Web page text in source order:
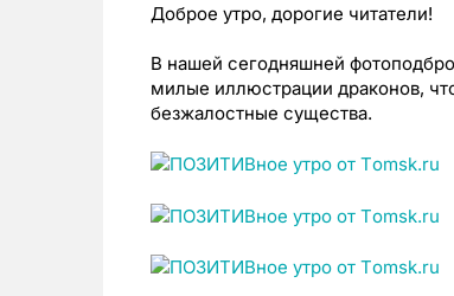
Доброе утро, дорогие читатели!
В нашей сегодняшней
милые иллюстрации драконов,
безжалостные существа.